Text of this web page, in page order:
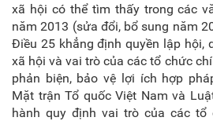
xã hội có thể tìm thấy trong các
năm 2013 (sửa đổi, bổ sung năm
Điều 25 khẳng định quyền lập hội,
xã hội và vai trò của các tổ chức
phản biện, bảo vệ lợi ích hợp
Mặt trận Tổ quốc Việt Nam và
hành quy định vai trò của các tổ